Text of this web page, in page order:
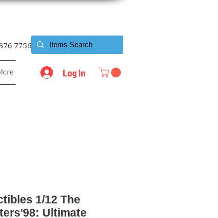
7756
Log In
1/12 The
Ultimate